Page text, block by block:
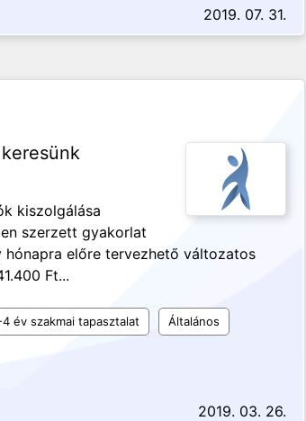
2019. 07. 31.
kiszolgálása
szerzett gyakorlat
előre tervezhető változatos
Ft...
év szakmai tapasztalat Általános
2019. 03. 26.